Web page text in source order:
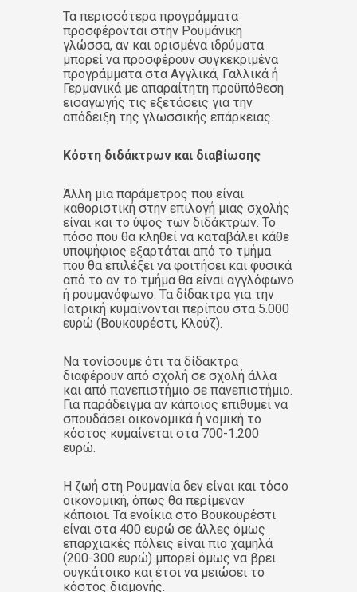
Τα περισσότερα προγράμματα
προσφέρονται στην Ρουμάνικη
γλώσσα, αν και ορισμένα ιδρύματα
μπορεί να προσφέρουν συγκεκριμένα
προγράμματα στα Αγγλικά, Γαλλικά ή
Γερμανικά με απαραίτητη προϋπόθεση
εισαγωγής τις εξετάσεις για την
απόδειξη της γλωσσικής επάρκειας.
Κόστη διδάκτρων και διαβίωσης
Άλλη μια παράμετρος που είναι
καθοριστική στην επιλογή μιας σχολής
είναι και το ύψος των διδάκτρων. Το
πόσο που θα κληθεί να καταβάλει κάθε
υποψήφιος εξαρτάται από το τμήμα
που θα επιλέξει να φοιτήσει και φυσικά
από το αν το τμήμα θα είναι αγγλόφωνο
ή ρουμανόφωνο. Τα δίδακτρα για την
Ιατρική κυμαίνονται περίπου στα 5.000
ευρώ (Βουκουρέστι, Κλούζ).
Να τονίσουμε ότι τα δίδακτρα
διαφέρουν από σχολή σε σχολή άλλα
και από πανεπιστήμιο σε πανεπιστήμιο.
Για παράδειγμα αν κάποιος επιθυμεί να
σπουδάσει οικονομικά ή νομική το
κόστος κυμαίνεται στα 700-1.200
ευρώ.
Η ζωή στη Ρουμανία δεν είναι και τόσο
οικονομική, όπως θα περίμεναν
κάποιοι. Τα ενοίκια στο Βουκουρέστι
είναι στα 400 ευρώ σε άλλες όμως
επαρχιακές πόλεις είναι πιο χαμηλά
(200-300 ευρώ) μπορεί όμως να βρει
συγκάτοικο και έτσι να μειώσει το
κόστος διαμονής.